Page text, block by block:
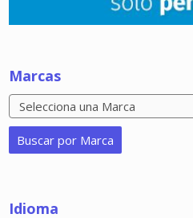
Marcas
Idioma